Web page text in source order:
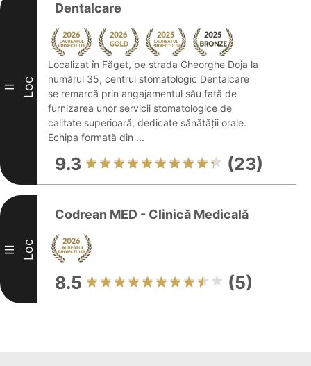
II Loc
Dentalcare
Localizat în Făget, pe strada Gheorghe Doja la
numărul 35, centrul stomatologic Dentalcare
se remarcă prin angajamentul său față de
furnizarea unor servicii stomatologice de
calitate superioară, dedicate sănătății orale.
Echipa formată din ...
9.3 (23)
III Loc
Codrean MED - Clinică Medicală
8.5 (5)